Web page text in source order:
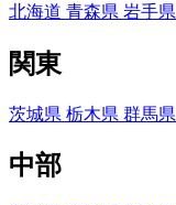
北海道 青森県 岩手県
関東
茨城県 栃木県 群馬県
中部